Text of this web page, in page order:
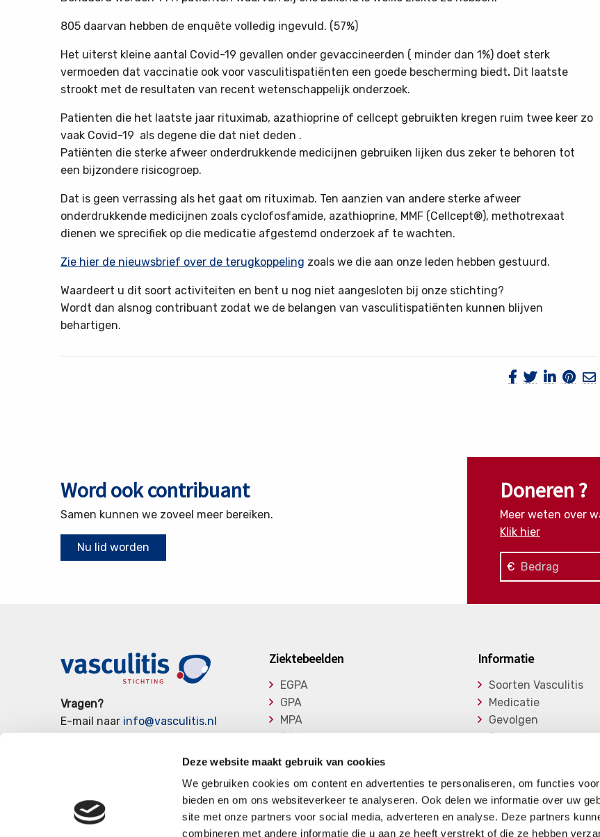
Deze website maakt gebruik van cookies
We gebruiken cookies om content en advertenties te personaliseren, om functies
bieden en om ons websiteverkeer te analyseren. Ook delen we informatie over uw
site met onze partners voor social media, adverteren en analyse. Deze partners
combineren met andere informatie die u aan ze heeft verstrekt of die ze hebben
805 daarvan hebben de enquête volledig ingevuld. (57%)
Het uiterst kleine aantal Covid-19 gevallen onder gevaccineerden ( minder dan 1%) doet sterk
vermoeden dat vaccinatie ook voor vasculitispatiënten een goede bescherming biedt. Dit laatste
strookt met de resultaten van recent wetenschappelijk onderzoek.
Patienten die het laatste jaar rituximab, azathioprine of cellcept gebruikten kregen ruim twee keer zo
vaak Covid-19 als degene die dat niet deden .
Patiënten die sterke afweer onderdrukkende medicijnen gebruiken lijken dus zeker te behoren tot
een bijzondere risicogroep.
Dat is geen verrassing als het gaat om rituximab. Ten aanzien van andere sterke afweer
onderdrukkende medicijnen zoals cyclofosfamide, azathioprine, MMF (Cellcept®), methotrexaat
dienen we sprecifiek op die medicatie afgestemd onderzoek af te wachten.
Zie hier de nieuwsbrief over de terugkoppeling zoals we die aan onze leden hebben gestuurd.
Waardeert u dit soort activiteiten en bent u nog niet aangesloten bij onze stichting?
Wordt dan alsnog contribuant zodat we de belangen van vasculitispatiënten kunnen blijven
behartigen.
Word ook contribuant
Samen kunnen we zoveel meer bereiken.
Nu lid worden
Doneren ?
Meer weten over
Klik hier
€
Vragen?
E-mail naar info@vasculitis.nl
Elke werkdag van 10:00 – 17:00
Ziektebeelden
EGPA
GPA
MPA
RCA
Takayasu
Overige Vasculitiden
Informatie
Soorten Vasculitis
Medicatie
Gevolgen
Expertise
Nieuwsberichten